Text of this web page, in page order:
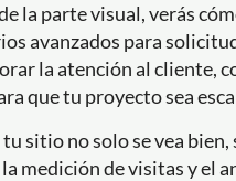
la parte visual, verás
avanzados para
la atención al cliente,
que tu proyecto sea
tu sitio no solo se vea
medición de visitas y el